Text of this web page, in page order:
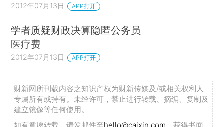
2012年07月13日 APP打开
学者质疑财政决算隐匿公务员
医疗费
2012年07月13日 APP打开
财新网所刊载内容之知识产权为财新传媒及/或相关权利人
专属所有或持有。未经许可，禁止进行转载、摘编、复制及
建立镜像等任何使用。